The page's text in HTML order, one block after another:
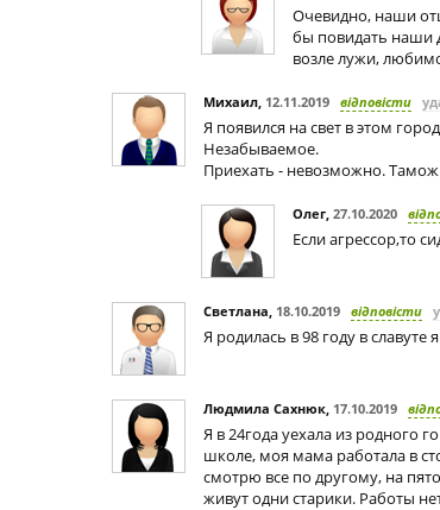
Очевидно, наши
бы повидать наши
возле лужи,
Михаил, 12.11.2019 відповісти
Я появился на свет в этом
Незабываемое.
Приехать - невозможно.
Олег, 27.10.2020
Если агрессор,то
Светлана, 18.10.2019 відповісти
Я родилась в 98 году в славуте
Людмила Сахнюк, 17.10.2019
Я в 24года уехала из родного
школе, моя мама работала в
смотрю все по другому, на
живут одни старики. Работы